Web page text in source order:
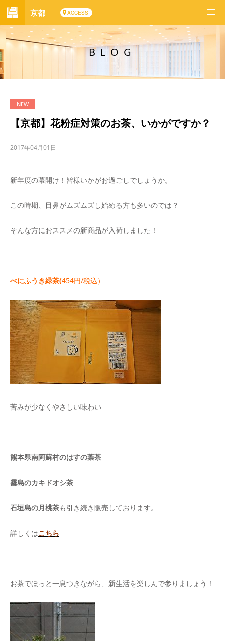
京都 ACCESS
BLOG
【京都】花粉症対策のお茶、いかがですか？
2017年04月01日
新年度の幕開け！皆様いかがお過ごしでしょうか。
この時期、目鼻がムズムズし始める方も多いのでは？
そんな方におススメの新商品が入荷しました！
べにふうき緑茶(454円/税込）
苦みが少なくやさしい味わい
熊本県南阿蘇村のはすの葉茶
霧島のカキドオシ茶
石垣島の月桃茶も引き続き販売しております。
詳しくはこちら
お茶でほっと一息つきながら、新生活を楽しんで参りましょう！